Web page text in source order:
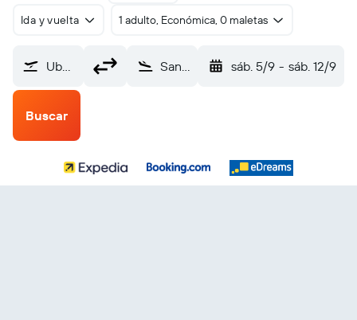
Ida y vuelta 1 adulto, Económica, 0 maletas
Uberaba (UBA) San Salvador Internacional de El Salvador (SAL) sáb. 5/9 - sáb. 12/9
Buscar